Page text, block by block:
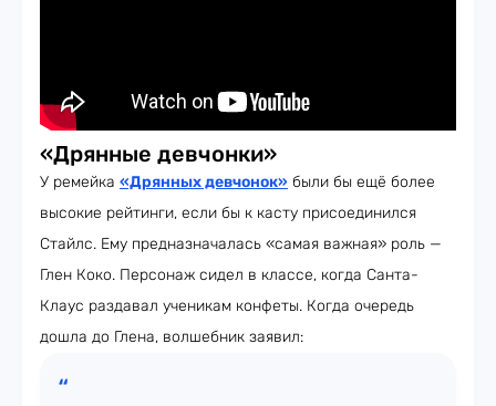
«Дрянные девчонки»
У ремейка «Дрянных девчонок» были бы ещё более
высокие рейтинги, если бы к касту присоединился
Стайлс. Ему предназначалась «самая важная» роль —
Глен Коко. Персонаж сидел в классе, когда Санта-
Клаус раздавал ученикам конфеты. Когда очередь
дошла до Глена, волшебник заявил: